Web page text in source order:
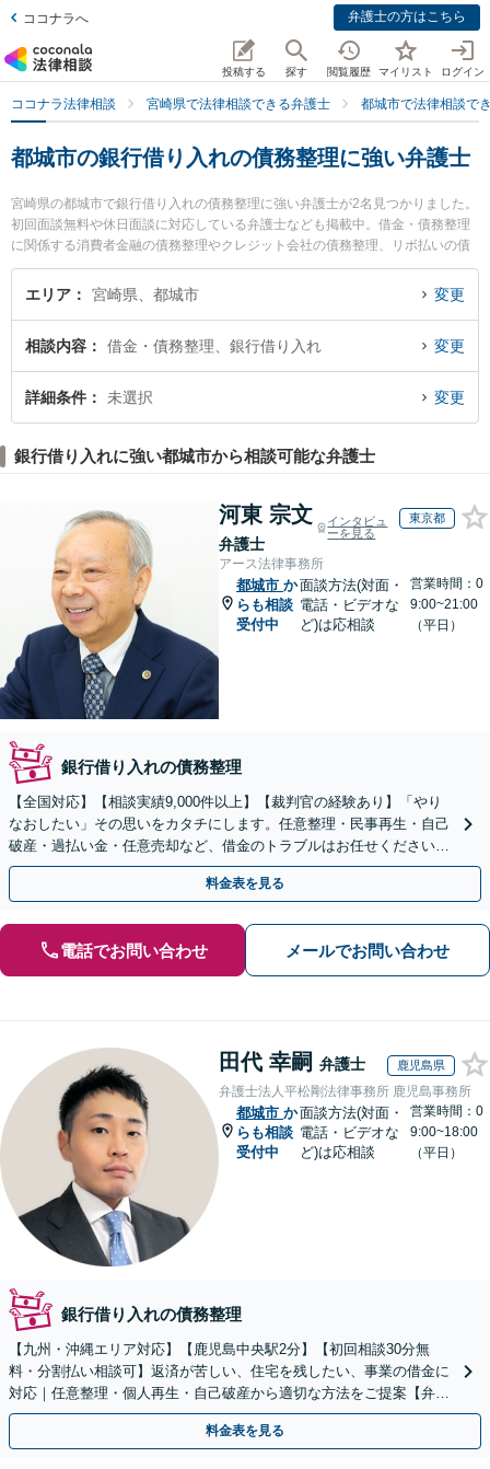
ココナラへ 弁護士の方はこちら
投稿する 探す 閲覧履歴 マイリスト ログイン
ココナラ法律相談 宮崎県で法律相談できる弁護士 都城市で法律相談で
都城市の銀行借り入れの債務整理に強い弁護士
宮崎県の都城市で銀行借り入れの債務整理に強い弁護士が2名見つかりました。
初回面談無料や休日面談に対応している弁護士なども掲載中。借金・債務整理
に関係する消費者金融の債務整理やクレジット会社の債務整理、リボ払いの債
務整理等の細かな分野での絞り込み検索もでき便利です。特に佐々木健法律事
務所の佐々木 健弁護士や近藤和弘法律事務所の近藤 和弘弁護士のプロフィール
『銀行借り入れの債務整理のトラブル解決の実績豊富な近くの弁護士を検索し
たい』『初回相談無料で銀行借り入れの債務整理を法律相談できる都城市内の
弁護士に相談予約したい』などでお困りの相談者さんにおすすめです。
エリア 宮崎県、都城市 変更
相談内容 借金・債務整理、銀行借り入れ 変更
詳細条件 未選択 変更
銀行借り入れに強い都城市から相談可能な弁護士
河東 宗文
弁護士
インタビュ
ーを見る
東京都
アース法律事務所
都城市 か
らも相談
受付中
面談方法(対面・
電話・ビデオな
ど)は応相談
営業時間：0
9:00~21:00
（平日）
銀行借り入れの債務整理
【全国対応】【相談実績9,000件以上】【裁判官の経験あり】「やり
なおしたい」その思いをカタチにします。任意整理・民事再生・自己
破産・過払い金・任意売却など、借金のトラブルはお任せください。
【初回相談無料】【全国対応可能】
料金表を見る
電話でお問い合わせ メールでお問い合わせ
田代 幸嗣 弁護士 鹿児島県
弁護士法人平松剛法律事務所 鹿児島事務所
都城市 か
らも相談
受付中
面談方法(対面・
電話・ビデオな
ど)は応相談
営業時間：0
9:00~18:00
（平日）
銀行借り入れの債務整理
【九州・沖縄エリア対応】【鹿児島中央駅2分】【初回相談30分無
料・分割払い相談可】返済が苦しい、住宅を残したい、事業の借金に
対応｜任意整理・個人再生・自己破産から適切な方法をご提案【弁護
士歴10年以上】
料金表を見る